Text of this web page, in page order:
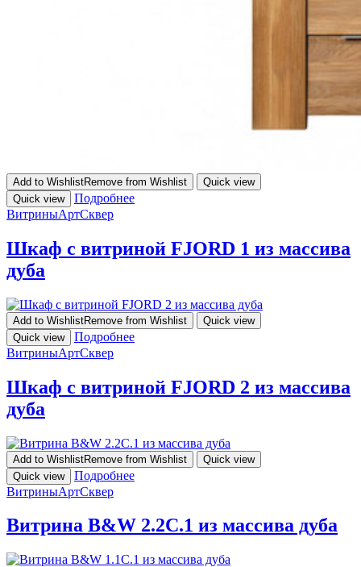
Add to WishlistRemove from Wishlist
Quick view
Quick view
Подробнее
ВитриныАртСквер
Шкаф с витриной FJORD 1 из массива
дуба
Add to WishlistRemove from Wishlist
Quick view
Quick view
Подробнее
ВитриныАртСквер
Шкаф с витриной FJORD 2 из массива
дуба
Add to WishlistRemove from Wishlist
Quick view
Quick view
Подробнее
ВитриныАртСквер
Витрина B&W 2.2C.1 из массива дуба